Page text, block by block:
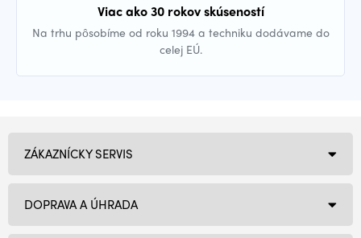
Viac ako 30 rokov skúseností
Na trhu pôsobíme od roku 1994 a techniku dodávame do
celej EÚ.
ZÁKAZNÍCKY SERVIS
DOPRAVA A ÚHRADA